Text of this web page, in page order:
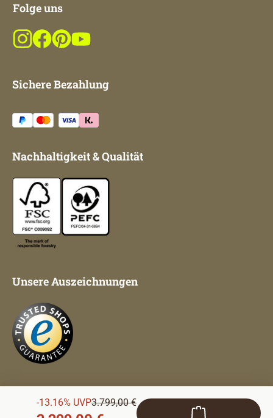
Regulärer Preis:
3.799,00 €
-13.16% UVP
Folge uns
Sichere Bezahlung
Nachhaltigkeit & Qualität
Unsere Auszeichnungen
Impressum AGB
Datenschutz